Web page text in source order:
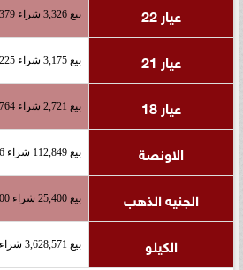
عيار 22 بيع 3,326 شراء 3,379
عيار 21 بيع 3,175 شراء 3,225
عيار 18 بيع 2,721 شراء 2,764
الاونصة بيع 112,849 شراء 114,626
الجنيه الذهب بيع 25,400 شراء 25,800
الكيلو بيع 3,628,571 شراء 3,685,714